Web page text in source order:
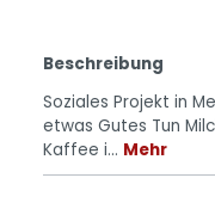
Beschreibung
Soziales Projekt in
etwas Gutes Tun
Kaffee i… Mehr